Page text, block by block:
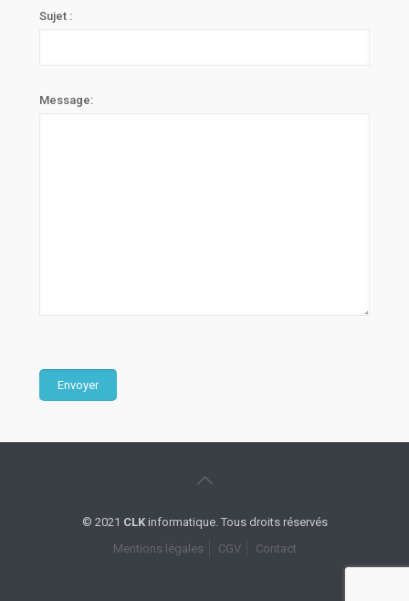
Sujet :
Message:
© 2021 CLKinformatique. Tous droits réservés
Mentions légales
CGV Contact